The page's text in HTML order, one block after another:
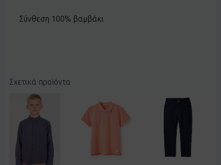
Σύνθεση 100% βαμβάκι
Σχετικά προϊόντα